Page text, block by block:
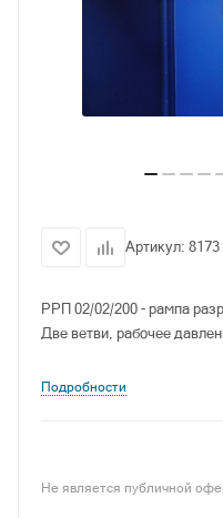
Артикул: 8173
РРП 02/02/200 - рампа
Две ветви, рабочее
Подробности
Не является публичной